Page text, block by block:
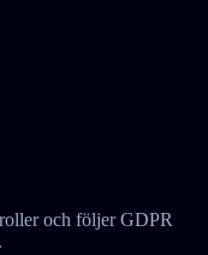
och följer GDPR